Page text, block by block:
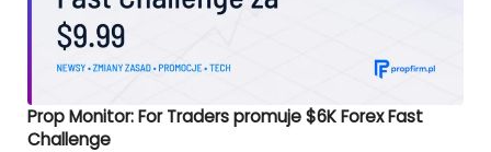
Prop Monitor: For Traders promuje $6K Forex Fast
Challenge